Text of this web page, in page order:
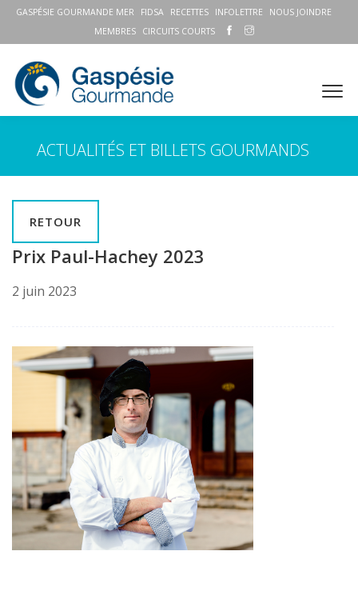
GASPÉSIE GOURMANDE MER FIDSA RECETTES INFOLETTRE
NOUS JOINDRE
MEMBRES
CIRCUITS COURTS
ACTUALITÉS ET BILLETS GOURMANDS
RETOUR
Prix Paul-Hachey 2023
2 juin 2023